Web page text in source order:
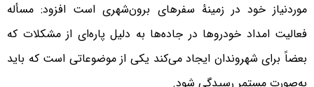
موردنیاز خود در زمینهٔ سفرهای برون‌شهری است افزود: مسأله
فعالیت امداد خودروها در جاده‌ها به دلیل پاره‌ای از مشکلات که
بعضاً برای شهروندان ایجاد می‌کند یکی از موضوعاتی است که باید
به‌صورت مستمر رسیدگی شود.